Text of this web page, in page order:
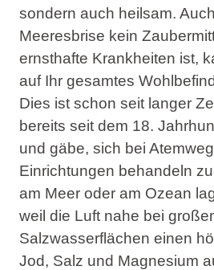
sondern auch heilsam.
Meeresbrise kein
ernsthafte Krankheiten ist,
auf Ihr gesamtes
Dies ist schon seit langer
bereits seit dem 18.
und gäbe, sich bei
Einrichtungen behandeln
am Meer oder am Ozean
weil die Luft nahe bei
Salzwasserflächen einen
Jod, Salz und Magnesium